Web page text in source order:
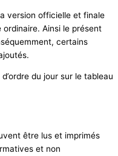
version officielle et finale
ordinaire. Ainsi le présent
certains
du jour sur le tableau
être lus et imprimés
et non